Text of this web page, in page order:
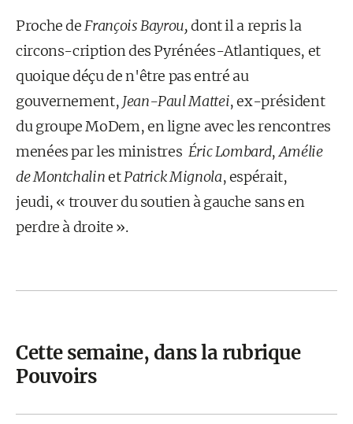
Proche deFrançois Bayrou,dont il a repris la
circons-cription des Pyrénées-Atlantiques, et
quoique déçu de n'être pas entré au
gouvernement, Jean-Paul Mattei, ex-président
du groupe MoDem, en ligne avec les rencontres
menées par les ministres Éric Lombard,Amélie
de MontchalinetPatrick Mignola, espérait,
jeudi, « trouver du soutien à gauche sans en
perdre à droite ».
Cette semaine, dans la rubrique
Pouvoirs